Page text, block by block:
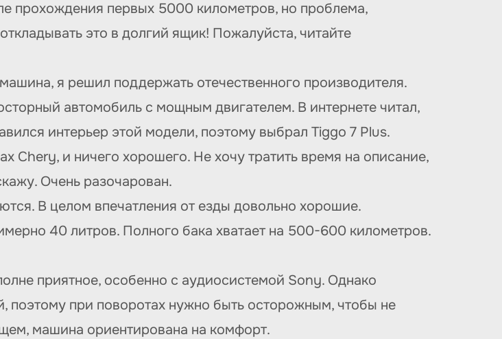
прохождения первых 5000 километров, но проблема,
это в долгий ящик! Пожалуйста, читайте
я решил поддержать отечественного производителя.
автомобиль с мощным двигателем. В интернете читал,
интерьер этой модели, поэтому выбрал Tiggo 7 Plus.
Chery, и ничего хорошего. Не хочу тратить время на описание,
Очень разочарован.
В целом впечатления от езды довольно хорошие.
40 литров. Полного бака хватает на 500-600 километров.
приятное, особенно с аудиосистемой Sony. Однако
поэтому при поворотах нужно быть осторожным, чтобы не
машина ориентирована на комфорт.